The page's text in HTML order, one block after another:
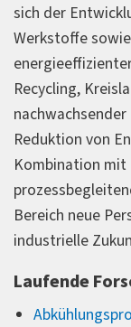
sich der
Werkstoffe
Recycling,
Reduktion von
Kombination
Bereich neue
industrielle
Laufende